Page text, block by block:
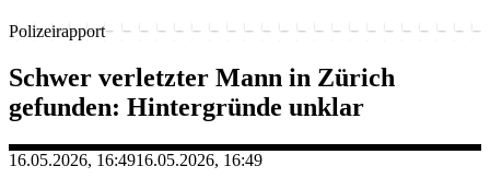
Polizeirapport
Schwer verletzter Mann in Zürich
gefunden: Hintergründe unklar
16.05.2026, 16:4916.05.2026, 16:49